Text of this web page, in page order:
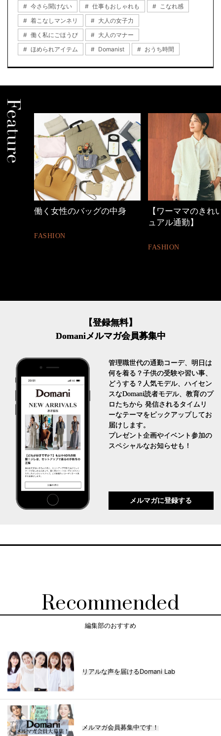
今さら聞けない 仕事もおしゃれも
こなれ感
着こなしマンネリ
大人の女子力
働く私にごほうび
大人のマナー
ほめられアイテム
Domanist おうち時間
【ワーママのきれいめカジ
心地よくいられる
とは
FASHION
【登録無料】
Domaniメルマガ会員募集中
管理職世代の通勤コーデ、明日は
何を着る？子供の受験や習い事、
どうする？人気モデル、ハイセン
スなDomani読者モデル、教育のプ
ロたちから 発信されるタイムリ
ーなテーマをピックアップしてお
届けします。
プレゼント企画やイベント参加の
スペシャルなお知らせも！
メルマガに登録する
Recommended
編集部のおすすめ
リアルな声を届けるDomani Lab
メルマガ会員募集中です！